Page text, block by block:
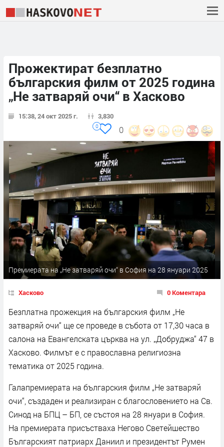
Прожектират безплатно
българския филм от 2025 година
„Не затваряй очи“ в Хасково
15:38, 24 окт 2025 г. 3,830
0
0
Премиерата на „Не затваряй очи“ в София на 28 януари 2025
Хасково 0 Коментара
Безплатна прожекция на българския филм „Не
затваряй очи“ ще се проведе в събота от 17,30 часа в
салона на Евангелската църква на ул. „Добруджа“ 47 в
Хасково. Филмът е с православна религиозна
тематика от 2025 година.
Галапремиерата на българския филм „Не затваряй
очи“, създаден и реализиран с благословението на Св.
Синод на БПЦ – БП, се състоя на 28 януари в София.
На премиерата присъстваха Негово Светейшество
Българският патриарх Даниил и президентът Румен